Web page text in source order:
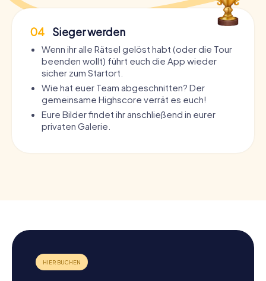
04 Sieger werden
Wenn ihr alle Rätsel gelöst habt (oder die Tour
beenden wollt) führt euch die App wieder
sicher zum Startort.
Wie hat euer Team abgeschnitten? Der
gemeinsame Highscore verrät es euch!
Eure Bilder findet ihr anschließend in eurer
privaten Galerie.